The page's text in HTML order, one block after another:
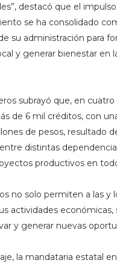
destacó que el impulso
se ha consolidado
su administración para
y generar bienestar en
subrayó que, en cuatro
de 6 mil créditos, con
de pesos, resultado
distintas
productivos en
no solo permiten a las y
actividades económicas,
y generar nuevas
la mandataria estatal